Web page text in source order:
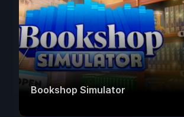
Bookshop Simulator